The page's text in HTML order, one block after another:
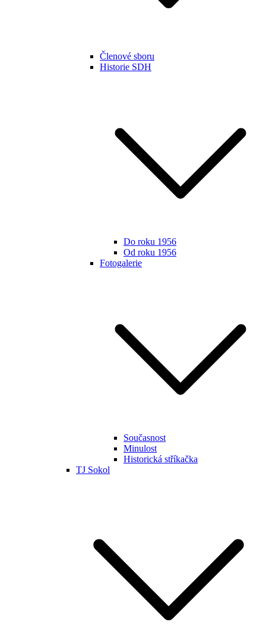
Členové sboru
Historie SDH
Do roku 1956
Od roku 1956
Fotogalerie
Současnost
Minulost
Historická stříkačka
TJ Sokol